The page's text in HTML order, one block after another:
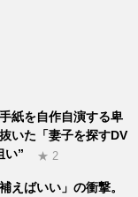
紙を自作自演する卑
いた「妻子を探すDV
い”
★ 2
えばいい」の衝撃。